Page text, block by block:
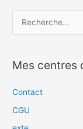
h
e
Mes centres
Contact
CGU